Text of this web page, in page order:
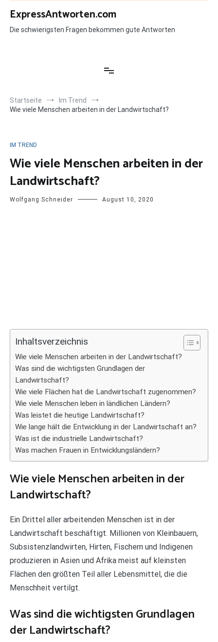
Zum
Inhalt
springen
ExpressAntworten.com
Die schwierigsten Fragen bekommen gute Antworten
Startseite
Im Trend
Wie viele Menschen arbeiten in der Landwirtschaft?
IM TREND
Wie viele Menschen arbeiten in der
Landwirtschaft?
Wolfgang Schneider August 10, 2020
Inhaltsverzeichnis
Wie viele Menschen arbeiten in der Landwirtschaft?
Was sind die wichtigsten Grundlagen der
Landwirtschaft?
Wie viele Flächen hat die Landwirtschaft zugenommen?
Wie viele Menschen leben in ländlichen Ländern?
Was leistet die heutige Landwirtschaft?
Wie lange hält die Entwicklung in der Landwirtschaft an?
Was ist die industrielle Landwirtschaft?
Was machen Frauen in Entwicklungsländern?
Wie viele Menschen arbeiten in der
Landwirtschaft?
Ein Drittel aller arbeitenden Menschen ist in der
Landwirtschaft beschäftigt. Millionen von Kleinbauern,
Subsistenzlandwirten, Hirten, Fischern und Indigenen
produzieren in Asien und Afrika meist auf kleinsten
Flächen den größten Teil aller Lebensmittel, die die
Menschheit vertilgt.
Was sind die wichtigsten Grundlagen
der Landwirtschaft?